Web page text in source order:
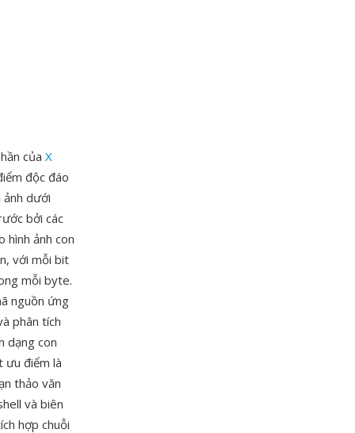
của X
độc đáo
ảnh dưới
bởi các
hình ảnh con
với mỗi bit
mỗi byte.
nguồn ứng
phân tích
dạng con
ưu điểm là
thảo văn
và biên
hợp chuỗi